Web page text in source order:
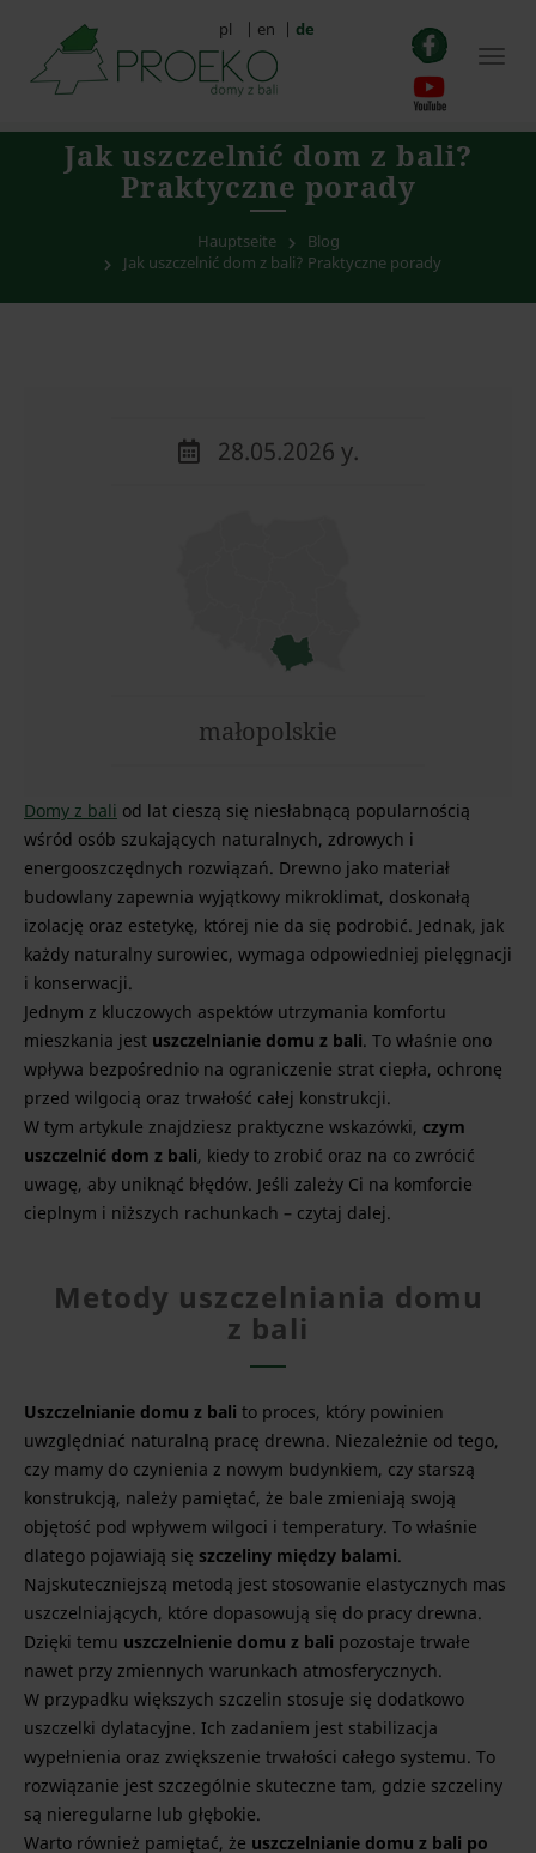
pl | en | de
Jak uszczelnić dom z bali?
Praktyczne porady
Hauptseite
Blog
Jak uszczelnić dom z bali? Praktyczne porady
28.05.2026 y.
małopolskie
Domy z bali od lat cieszą się niesłabnącą popularnością
wśród osób szukających naturalnych, zdrowych i
energooszczędnych rozwiązań. Drewno jako materiał
budowlany zapewnia wyjątkowy mikroklimat, doskonałą
izolację oraz estetykę, której nie da się podrobić. Jednak, jak
każdy naturalny surowiec, wymaga odpowiedniej pielęgnacji
i konserwacji.
Jednym z kluczowych aspektów utrzymania komfortu
mieszkania jest uszczelnianie domu z bali. To właśnie ono
wpływa bezpośrednio na ograniczenie strat ciepła, ochronę
przed wilgocią oraz trwałość całej konstrukcji.
W tym artykule znajdziesz praktyczne wskazówki, czym
uszczelnić dom z bali, kiedy to zrobić oraz na co zwrócić
uwagę, aby uniknąć błędów. Jeśli zależy Ci na komforcie
cieplnym i niższych rachunkach – czytaj dalej.
Metody uszczelniania domu
z bali
Uszczelnianie domu z bali to proces, który powinien
uwzględniać naturalną pracę drewna. Niezależnie od tego,
czy mamy do czynienia z nowym budynkiem, czy starszą
konstrukcją, należy pamiętać, że bale zmieniają swoją
objętość pod wpływem wilgoci i temperatury. To właśnie
dlatego pojawiają się szczeliny między balami.
Najskuteczniejszą metodą jest stosowanie elastycznych mas
uszczelniających, które dopasowują się do pracy drewna.
Dzięki temu uszczelnienie domu z bali pozostaje trwałe
nawet przy zmiennych warunkach atmosferycznych.
W przypadku większych szczelin stosuje się dodatkowo
uszczelki dylatacyjne. Ich zadaniem jest stabilizacja
wypełnienia oraz zwiększenie trwałości całego systemu. To
rozwiązanie jest szczególnie skuteczne tam, gdzie szczeliny
są nieregularne lub głębokie.
Warto również pamiętać, że uszczelnianie domu z bali po